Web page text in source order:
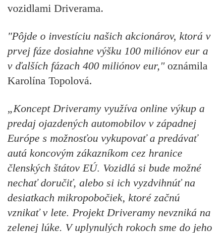
vozidlami Driverama.
"Pôjde o investíciu našich akcionárov, ktorá v
prvej fáze dosiahne výšku 100 miliónov eur a
v ďalších fázach 400 miliónov eur,"oznámila
Karolína Topolová.
„Koncept Driveramy využíva online výkup a
predaj ojazdených automobilov v západnej
Európe s možnosťou vykupovať a predávať
autá koncovým zákazníkom cez hranice
členských štátov EÚ. Vozidlá si bude možné
nechať doručiť, alebo si ich vyzdvihnúť na
desiatkach mikropobočiek, ktoré začnú
vznikať v lete. Projekt Driveramy nevzniká na
zelenej lúke. V uplynulých rokoch sme do jeho